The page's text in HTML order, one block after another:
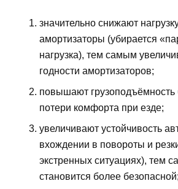
значительно снижают
амортизаторы (убирается
нагрузка), тем самым
годности амортизаторов;
повышают грузоподъёмность
потери комфорта при езде;
увеличивают устойчивость
вхождении в повороты и
экстренных ситуациях), тем
становится более безопасной;